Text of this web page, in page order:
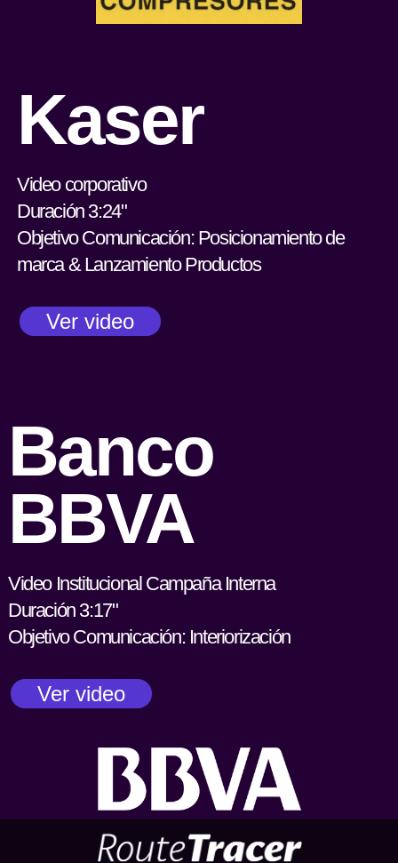
Kaser
Video corporativo
Duración 3:24"
Objetivo Comunicación: Posicionamiento de
marca & Lanzamiento Productos
Ver video
Banco
BBVA
Video Institucional Campaña Interna
Duración 3:17"
Objetivo Comunicación: Interiorización
Ver video